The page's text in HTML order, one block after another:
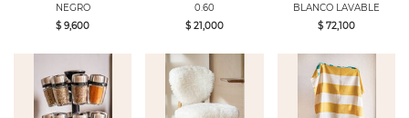
NEGRO
$ 9,600
0.60
$ 21,000
BLANCO LAVABLE
$ 72,100